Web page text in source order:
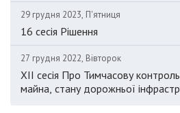
29 грудня 2023, П'ятниця
16 сесія Рішення
27 грудня 2022, Вівторок
XII сесія Про Тимчасову контрольну
майна, стану